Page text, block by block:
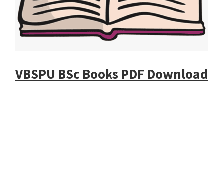
VBSPU BSc Books PDF Download